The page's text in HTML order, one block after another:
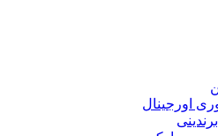
اورجینال